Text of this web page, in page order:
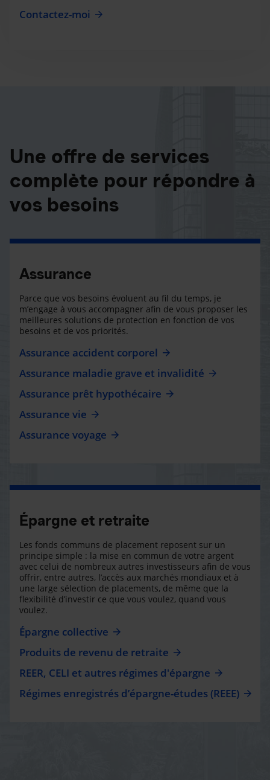
Contactez-moi
Une offre de services
complète pour répondre à
vos besoins
Assurance
Parce que vos besoins évoluent au fil du temps, je
m’engage à vous accompagner afin de vous proposer les
meilleures solutions de protection en fonction de vos
besoins et de vos priorités.
Assurance accident corporel
Assurance maladie grave et invalidité
Assurance prêt hypothécaire
Assurance vie
Assurance voyage
Épargne et retraite
Les fonds communs de placement reposent sur un
principe simple : la mise en commun de votre argent
avec celui de nombreux autres investisseurs afin de vous
offrir, entre autres, l’accès aux marchés mondiaux et à
une large sélection de placements, de même que la
flexibilité d’investir ce que vous voulez, quand vous
voulez.
Épargne collective
Produits de revenu de retraite
REER, CELI et autres régimes d'épargne
Régimes enregistrés d’épargne-études (REEE)